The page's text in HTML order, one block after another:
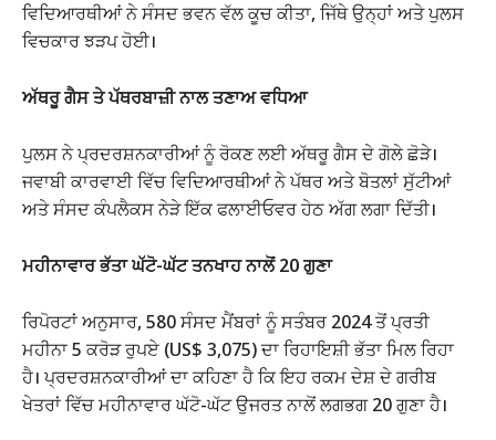
ਵਿਦਿਆਰਥੀਆਂ ਨੇ ਸੰਸਦ ਭਵਨ ਵੱਲ ਕੂਚ ਕੀਤਾ, ਜਿੱਥੇ ਉਨ੍ਹਾਂ ਅਤੇ ਪੁਲਸ
ਵਿਚਕਾਰ ਝੜਪ ਹੋਈ।
ਅੱਥਰੂ ਗੈਸ ਤੇ ਪੱਥਰਬਾਜ਼ੀ ਨਾਲ ਤਣਾਅ ਵਧਿਆ
ਪੁਲਸ ਨੇ ਪ੍ਰਦਰਸ਼ਨਕਾਰੀਆਂ ਨੂੰ ਰੋਕਣ ਲਈ ਅੱਥਰੂ ਗੈਸ ਦੇ ਗੋਲੇ ਛੋੜੇ।
ਜਵਾਬੀ ਕਾਰਵਾਈ ਵਿੱਚ ਵਿਦਿਆਰਥੀਆਂ ਨੇ ਪੱਥਰ ਅਤੇ ਬੋਤਲਾਂ ਸੁੱਟੀਆਂ
ਅਤੇ ਸੰਸਦ ਕੰਪਲੈਕਸ ਨੇੜੇ ਇੱਕ ਫਲਾਈਓਵਰ ਹੇਠ ਅੱਗ ਲਗਾ ਦਿੱਤੀ।
ਮਹੀਨਾਵਾਰ ਭੱਤਾ ਘੱਟੋ-ਘੱਟ ਤਨਖਾਹ ਨਾਲੋਂ 20 ਗੁਣਾ
ਰਿਪੋਰਟਾਂ ਅਨੁਸਾਰ, 580 ਸੰਸਦ ਮੈਂਬਰਾਂ ਨੂੰ ਸਤੰਬਰ 2024 ਤੋਂ ਪ੍ਰਤੀ
ਮਹੀਨਾ 5 ਕਰੋੜ ਰੁਪਏ (US$ 3,075) ਦਾ ਰਿਹਾਇਸ਼ੀ ਭੱਤਾ ਮਿਲ ਰਿਹਾ
ਹੈ। ਪ੍ਰਦਰਸ਼ਨਕਾਰੀਆਂ ਦਾ ਕਹਿਣਾ ਹੈ ਕਿ ਇਹ ਰਕਮ ਦੇਸ਼ ਦੇ ਗਰੀਬ
ਖੇਤਰਾਂ ਵਿੱਚ ਮਹੀਨਾਵਾਰ ਘੱਟੋ-ਘੱਟ ਉਜਰਤ ਨਾਲੋਂ ਲਗਭਗ 20 ਗੁਣਾ ਹੈ।